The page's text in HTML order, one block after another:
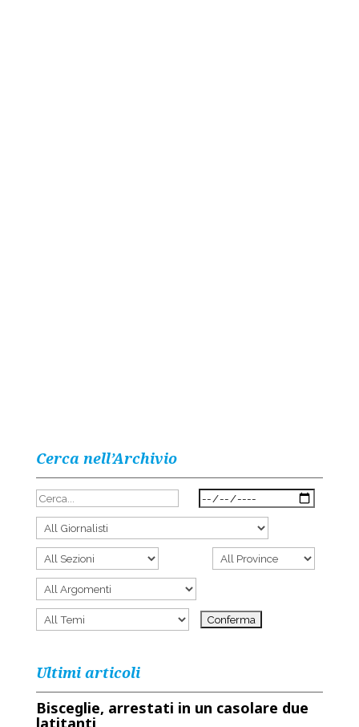
Cerca nell’Archivio
Ultimi articoli
Bisceglie, arrestati in un casolare due
latitanti